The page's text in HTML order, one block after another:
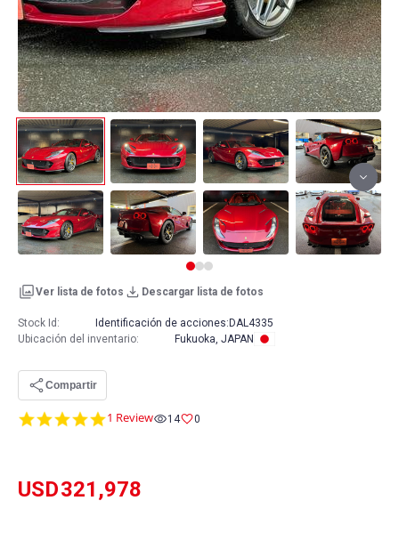
Ver lista de fotos Descargar lista de fotos
5.0
1 Review 14 0
USD321,978
Stock Id: Identificación de acciones: DAL4335
Ubicación del inventario: Fukuoka, JAPAN
Compartir